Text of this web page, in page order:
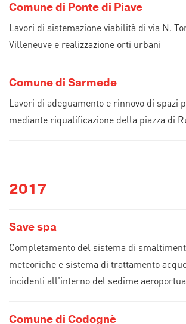
Comune di Ponte di Piave
Lavori di sistemazione viabilità di via N.
Villeneuve e realizzazione orti urbani
Comune di Sarmede
Lavori di adeguamento e rinnovo di spazi
mediante riqualificazione della piazza di
2017
Save spa
Completamento del sistema di
meteoriche e sistema di trattamento
incidenti all'interno del sedime
Comune di Codognè